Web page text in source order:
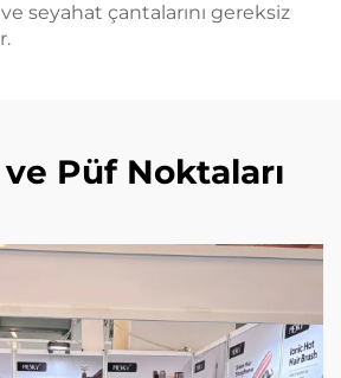
seyahat çantalarını gereksiz
ve Püf Noktaları